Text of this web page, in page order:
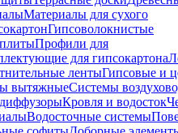
Материалы для сухого
Гипсоволокнистые
Профили для
для гипсокартона
лентыГипсовые и
вытяжныеСистемы
Кровля и водосток
Водосточные системы